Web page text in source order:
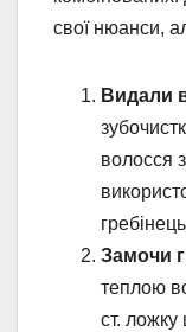
свої нюанси,
Видали
волосся
Замочи
теплою
ст.